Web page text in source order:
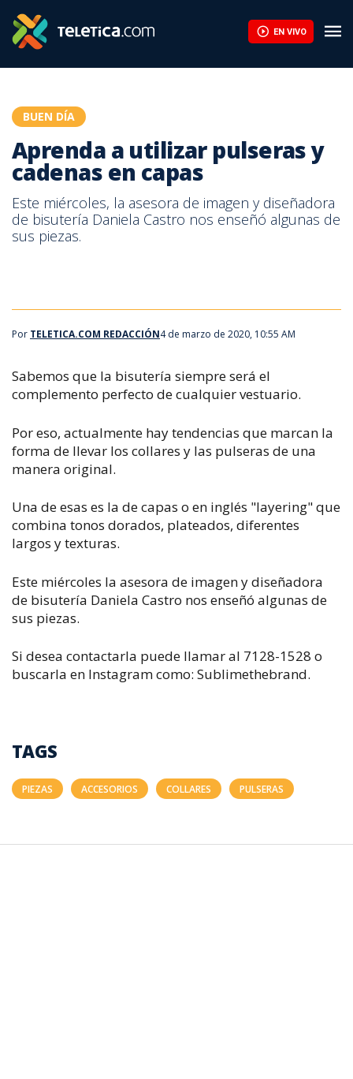
EN VIVO
BUEN DÍA
Aprenda a utilizar pulseras y
cadenas en capas
Este miércoles, la asesora de imagen y diseñadora
de bisutería Daniela Castro nos enseñó algunas de
sus piezas.
Por TELETICA.COM REDACCIÓN4 de marzo de 2020, 10:55 AM
Sabemos que la bisutería siempre será el
complemento perfecto de cualquier vestuario.
Por eso, actualmente hay tendencias que marcan la
forma de llevar los collares y las pulseras de una
manera original.
Una de esas es la de capas o en inglés "layering" que
combina tonos dorados, plateados, diferentes
largos y texturas.
Este miércoles la asesora de imagen y diseñadora
de bisutería Daniela Castro nos enseñó algunas de
sus piezas.
Si desea contactarla puede llamar al 7128-1528 o
buscarla en Instagram como: Sublimethebrand.
TAGS
PIEZAS ACCESORIOS COLLARES PULSERAS